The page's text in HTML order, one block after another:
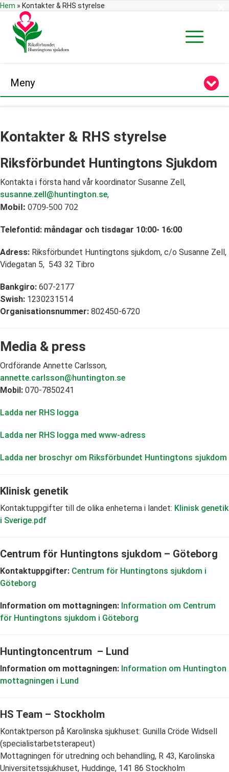
Hem » Kontakter & RHS styrelse
Meny
Kontakter & RHS styrelse
Riksförbundet Huntingtons Sjukdom
Kontakta i första hand vår koordinator Susanne Zell,
susanne.zell@huntington.se,
Mobil: 0709-500 702
Telefontid: måndagar och tisdagar 10:00- 16:00
Adress: Riksförbundet Huntingtons sjukdom, c/o Susanne Zell,
Videgatan 5, 543 32 Tibro
Bankgiro: 607-2177
Swish: 1230231514
Organisationsnummer: 802450-6720
Media & press
Ordförande Annette Carlsson,
annette.carlsson@huntington.se
Mobil: 070-7850241
Ladda ner RHS logga
Ladda ner RHS logga med www-adress
Ladda ner broschyr om Riksförbundet Huntingtons sjukdom
Klinisk genetik
Kontaktuppgifter till de olika enheterna i landet: Klinisk genetik
i Sverige.pdf
Centrum för Huntingtons sjukdom – Göteborg
Kontaktuppgifter: Centrum för Huntingtons sjukdom i
Göteborg
Information om mottagningen: Information om Centrum
för Huntingtons sjukdom i Göteborg
Huntingtoncentrum – Lund
Information om mottagningen: Information om Huntington
mottagningen i Lund
HS Team – Stockholm
Kontaktperson på Karolinska sjukhuset: Gunilla Cröde Widsell
(specialistarbetsterapeut)
Mottagningen för utredning och behandling, R 43, Karolinska
Universitetssjukhuset, Huddinge, 141 86 Stockholm
×